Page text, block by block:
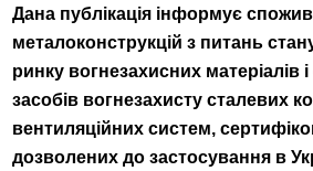
Дана публікація інформує
металоконструкцій з питань
ринку вогнезахисних матеріалів
засобів вогнезахисту сталевих
вентиляційних систем,
дозволених до застосування в